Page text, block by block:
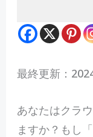
最終更新：
あなたはクラ
ますか？もし